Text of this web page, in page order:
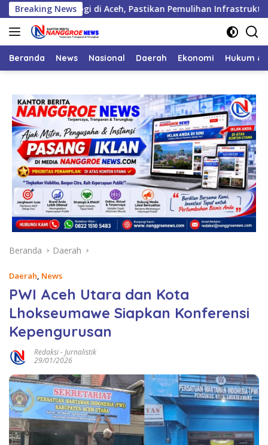
Langsung
ke
konten
Breaking Newsdi Aceh, Pastikan Pemulihan Infrastruktur Berjalan
Beranda News Nasional Daerah Ekonomi Hukum &
Beranda Daerah
Daerah News
PWI Aceh Utara dan Kota
Lhokseumawe Siapkan Konferensi
Kepengurusan
Redaksi-Jurnalistik
29/01/2026